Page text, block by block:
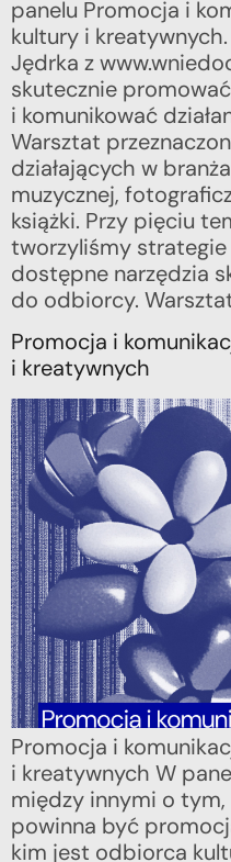
panelu Promocja i
kultury i
Jędrka z
skutecznie
i komunikować
Warsztat
działających w
muzycznej,
książki. Przy pięciu
tworzyliśmy strategie
dostępne narzędzia
do odbiorcy.
Promocja i
i kreatywnych
Promocja i
i kreatywnych W
między innymi o
powinna być
kim jest odbiorca